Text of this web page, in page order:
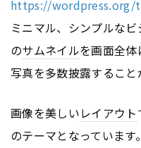
https://wordpress.org/
ミニマル、シンプルな
のサムネイルを画面全
写真を多数披露すること
画像を美しいレイアウト
のテーマとなっていま